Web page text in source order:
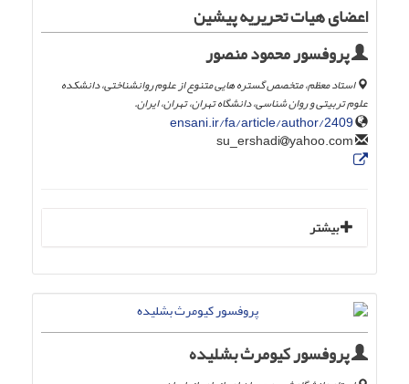
اعضای هیات تحریریه پیشین
پروفسور محمود منصور
استاد معظم، متخصص گستره هایی متنوع از علوم روانشناختی، دانشکده
علوم تربیتی و روان شناسی، دانشگاه تهران، تهران، ایران.
ensani.ir/fa/article/author/2409
yahoo.com
بیشتر
پروفسور کیومرث بشلیده